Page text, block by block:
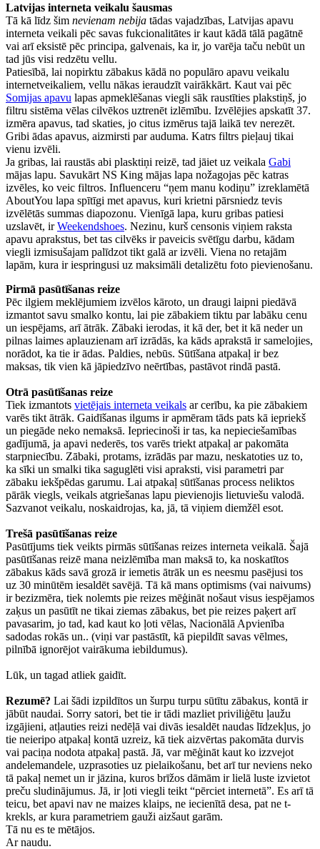
Latvijas interneta veikalu šausmas
Tā kā līdz šim nevienam nebija tādas vajadzības, Latvijas apavu
interneta veikali pēc savas fukcionalitātes ir kaut kādā tālā pagātnē
vai arī eksistē pēc principa, galvenais, ka ir, jo varēja taču nebūt un
tad jūs visi redzētu vellu.
Patiesībā, lai nopirktu zābakus kādā no populāro apavu veikalu
internetveikaliem, vellu nākas ieraudzīt vairākkārt. Kaut vai pēc
Somijas apavu lapas apmeklēšanas viegli sāk raustīties plakstiņš, jo
filtru sistēma vēlas cilvēkos uztrenēt izlēmību. Izvēlējies apskatīt 37.
izmēra apavus, tad skaties, jo citus izmērus tajā laikā tev nerezēt.
Gribi ādas apavus, aizmirsti par auduma. Katrs filtrs pieļauj tikai
vienu izvēli.
Ja gribas, lai raustās abi plasktiņi reizē, tad jāiet uz veikala Gabi
mājas lapu. Savukārt NS King mājas lapa nožagojas pēc katras
izvēles, ko veic filtros. Influenceru “ņem manu kodiņu” izreklamētā
AboutYou lapa spītīgi met apavus, kuri krietni pārsniedz tevis
izvēlētās summas diapozonu. Vienīgā lapa, kuru gribas patiesi
uzslavēt, irWeekendshoes. Nezinu, kurš censonis viņiem raksta
apavu aprakstus, bet tas cilvēks ir paveicis svētīgu darbu, kādam
viegli izmisušajam palīdzot tikt galā ar izvēli. Viena no retajām
lapām, kura ir iespringusi uz maksimāli detalizētu foto pievienošanu.
Pirmā pasūtīšanas reize
Pēc ilgiem meklējumiem izvēlos kāroto, un draugi laipni piedāvā
izmantot savu smalko kontu, lai pie zābakiem tiktu par labāku cenu
un iespējams, arī ātrāk. Zābaki ierodas, it kā der, bet it kā neder un
pilnas laimes aplauzienam arī izrādās, ka kāds aprakstā ir samelojies,
norādot, ka tie ir ādas. Paldies, nebūs. Sūtīšana atpakaļ ir bez
maksas, tik vien kā jāpiedzīvo neērtības, pastāvot rindā pastā.
Otrā pasūtīšanas reize
Tiek izmantots vietējais interneta veikals ar cerību, ka pie zābakiem
varēs tikt ātrāk. Gaidīšanas ilgums ir apmēram tāds pats kā iepriekš
un piegāde neko nemaksā. Iepriecinoši ir tas, ka nepieciešamības
gadījumā, ja apavi nederēs, tos varēs triekt atpakaļ ar pakomāta
starpniecību. Zābaki, protams, izrādās par mazu, neskatoties uz to,
ka sīki un smalki tika saguglēti visi apraksti, visi parametri par
zābaku iekšpēdas garumu. Lai atpakaļ sūtīšanas process neliktos
pārāk viegls, veikals atgriešanas lapu pievienojis lietuviešu valodā.
Sazvanot veikalu, noskaidrojas, ka, jā, tā viņiem diemžēl esot.
Trešā pasūtīšanas reize
Pasūtījums tiek veikts pirmās sūtīšanas reizes interneta veikalā. Šajā
pasūtīšanas reizē mana neizlēmība man maksā to, ka noskatītos
zābakus kāds savā grozā ir iemetis ātrāk un es neesmu pasējusi tos
uz 30 minūtēm iesaldēt savējā. Tā kā mans optimisms (vai naivums)
ir bezizmēra, tiek nolemts pie reizes mēģināt nošaut visus iespējamos
zaķus un pasūtīt ne tikai ziemas zābakus, bet pie reizes paķert arī
pavasarim, jo tad, kad kaut ko ļoti vēlas, Nacionālā Apvienība
sadodas rokās un.. (viņi var pastāstīt, kā piepildīt savas vēlmes,
pilnībā ignorējot vairākuma iebildumus).
Lūk, un tagad atliek gaidīt.
Rezumē? Lai šādi izpildītos un šurpu turpu sūtītu zābakus, kontā ir
jābūt naudai. Sorry satori, bet tie ir tādi mazliet priviliģētu ļaužu
izgājieni, atļauties reizi nedēļā vai divās iesaldēt naudas līdzekļus, jo
tie neieripo atpakaļ kontā uzreiz, kā tiek aizvērtas pakomāta durvis
vai paciņa nodota atpakaļ pastā. Jā, var mēģināt kaut ko izzvejot
andelemandele, uzprasoties uz pielaikošanu, bet arī tur neviens neko
tā pakaļ nemet un ir jāzina, kuros brīžos dāmām ir lielā luste izvietot
preču sludinājumus. Jā, ir ļoti viegli teikt “pērciet internetā”. Es arī tā
teicu, bet apavi nav ne maizes klaips, ne iecienītā desa, pat ne t-
krekls, ar kura parametriem gauži aizšaut garām.
Tā nu es te mētājos.
Ar naudu.